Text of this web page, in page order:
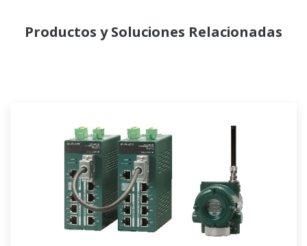
Productos y Soluciones Relacionadas